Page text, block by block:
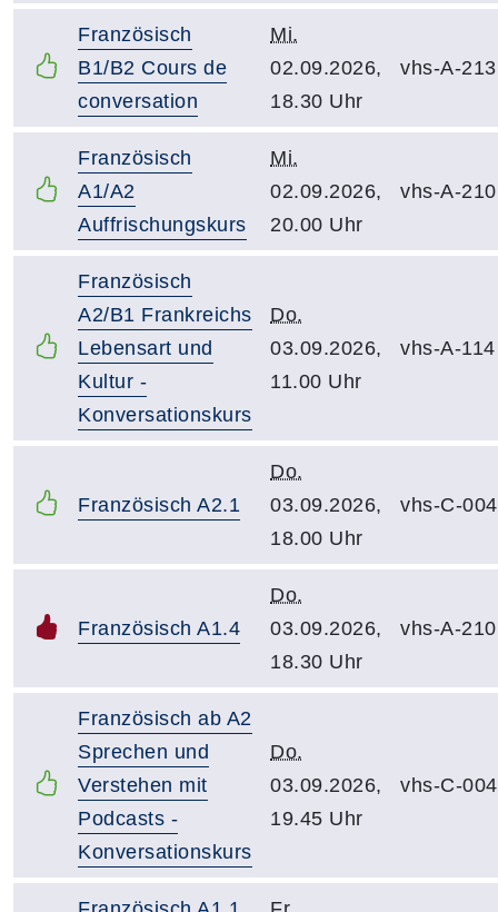
Französisch
B1/B2 Cours de
conversation
Mi.
02.09.2026,
18.30 Uhr
vhs-A-213
Französisch
A1/A2
Auffrischungskurs
Mi.
02.09.2026,
20.00 Uhr
vhs-A-210
Französisch
A2/B1 Frankreichs
Lebensart und
Kultur -
Konversationskurs
Do.
03.09.2026,
11.00 Uhr
vhs-A-114
Französisch A2.1
Do.
03.09.2026,
18.00 Uhr
vhs-C-004
Französisch A1.4
Do.
03.09.2026,
18.30 Uhr
vhs-A-210
Französisch ab A2
Sprechen und
Verstehen mit
Podcasts -
Konversationskurs
Do.
03.09.2026,
19.45 Uhr
vhs-C-004